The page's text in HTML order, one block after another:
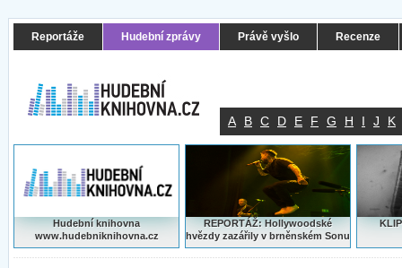
Reportáže Hudební zprávy Právě vyšlo Recenze
A B C D E F G H I J K
Hudební knihovna
www.hudebniknihovna.cz
REPORTÁŽ: Hollywoodské
hvězdy zazářily v brněnském Sonu